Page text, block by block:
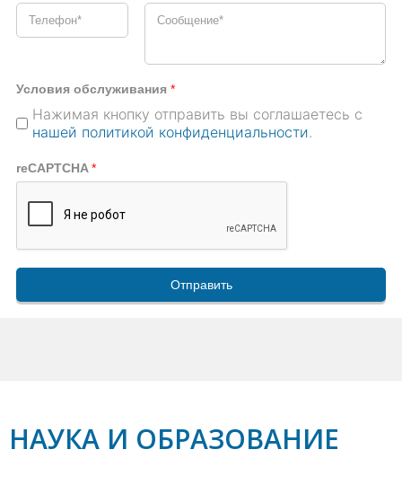
Условия обслуживания *
Нажимая кнопку отправить вы соглашаетесь с
нашей политикой конфиденциальности.
reCAPTCHA*
Отправить
НАУКА И ОБРАЗОВАНИЕ